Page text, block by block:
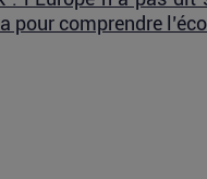
pour comprendre